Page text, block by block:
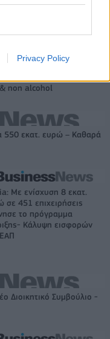
Privacy Policy
Τζίρος 98,7
ευρώ και αύξηση κερδών
non alcohol
550 εκατ. ευρώ – Καθαρά
Με ενίσχυση 8 εκατ.
σε 451 επιχειρήσεις
το πρόγραμμα
Κάλυψη εισφορών
Διοικητικό Συμβούλιο -